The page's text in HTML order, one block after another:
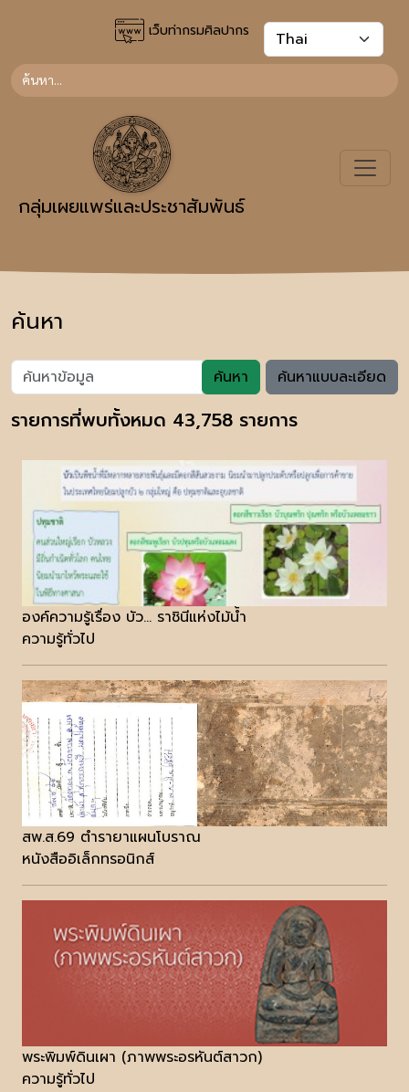
เว็บท่ากรมศิลปากร
กลุ่มเผยแพร่และประชาสัมพันธ์
ค้นหา
ค้นหา ค้นหาแบบละเอียด
รายการที่พบทั้งหมด 43,758 รายการ
องค์ความรู้เรื่อง บัว... ราชินีแห่งไม้น้ำ
ความรู้ทั่วไป
สพ.ส.69 ตำรายาแผนโบราณ
หนังสืออิเล็กทรอนิกส์
พระพิมพ์ดินเผา (ภาพพระอรหันต์สาวก)
ความรู้ทั่วไป